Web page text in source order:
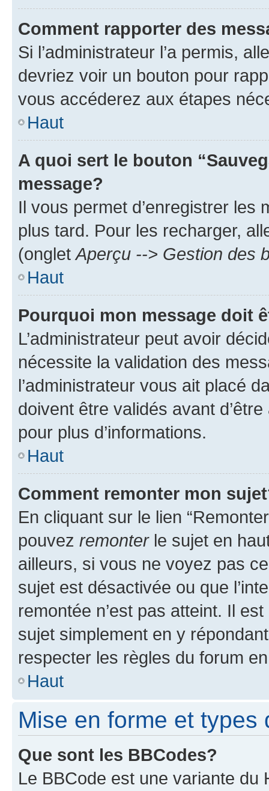
Comment rapporter des
Si l’administrateur l’a permis,
devriez voir un bouton pour
vous accéderez aux étapes
Haut
A quoi sert le bouton
message?
Il vous permet d’enregistrer
plus tard. Pour les recharger,
(ongletAperçu --> Gestion des
Haut
Pourquoi mon message doit
L’administrateur peut avoir
nécessite la validation des
l’administrateur vous ait placé
doivent être validés avant
pour plus d’informations.
Haut
Comment remonter mon
En cliquant sur le lien
pouvez remonterle sujet en
ailleurs, si vous ne voyez pas
sujet est désactivée ou que
remontée n’est pas atteint. Il
sujet simplement en y
respecter les règles du forum
Haut
Mise en forme et types
Que sont les BBCodes?
Le BBCode est une variante du